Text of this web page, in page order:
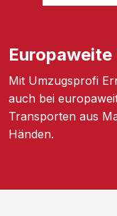
Mit Umzugsprofi
auch bei
Transporten aus
Händen.